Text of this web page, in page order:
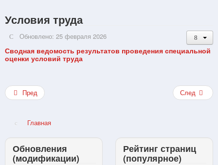
Условия труда
Обновлено: 25 февраля 2026
Сводная ведомость результатов проведения специальной
оценки условий труда
Пред След
Главная
Обновления
(модификации)
Рейтинг страниц
(популярное)